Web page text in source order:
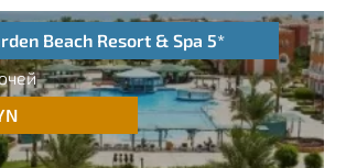
Beach Resort & Spa 5*